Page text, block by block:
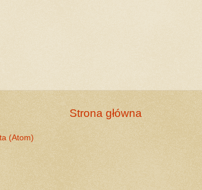
Strona główna
(Atom)